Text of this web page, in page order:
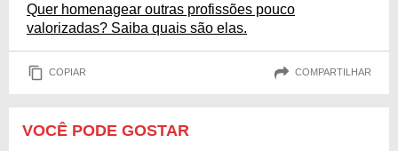
Quer homenagear outras profissões pouco
valorizadas? Saiba quais são elas.
COPIAR COMPARTILHAR
VOCÊ PODE GOSTAR